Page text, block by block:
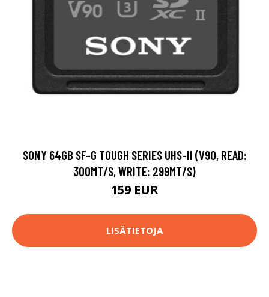
SONY 64GB SF-G TOUGH SERIES UHS-II (V90, READ:
300MT/S, WRITE: 299MT/S)
159 EUR
LISÄTIETOJA